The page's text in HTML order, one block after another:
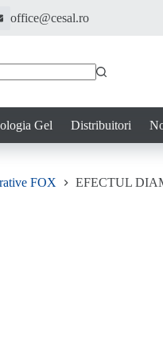
office@cesal.ro
Gel Distribuitori
FOX EFECTUL